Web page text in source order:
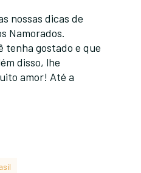
nossas dicas de
Namorados.
tenha gostado e que
disso, lhe
amor! Até a